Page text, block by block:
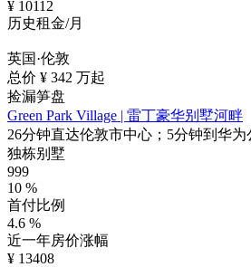
¥ 10112
历史租金/月
英国·伦敦
总价 ¥ 342 万起
捡漏笋盘
Green Park Village | 雷丁豪华别墅河畔
26分钟直达伦敦市中心；5分钟到华
独栋别墅
999
10 %
首付比例
4.6 %
近一年房价涨幅
¥ 13408